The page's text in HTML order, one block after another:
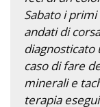
Sabato i
andati di
diagnosticato
caso di fare
minerali e
terapia